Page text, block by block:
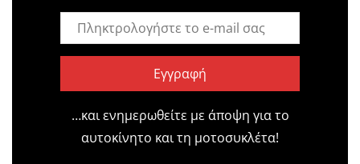
Εγγραφή
…και ενημερωθείτε με άποψη για το
αυτοκίνητο και τη μοτοσυκλέτα!